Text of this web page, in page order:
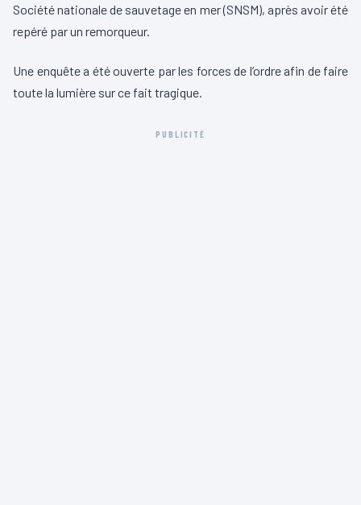
Société nationale de sauvetage en mer (SNSM), après avoir été
repéré par un remorqueur.
Une enquête a été ouverte par les forces de l’ordre afin de faire
toute la lumière sur ce fait tragique.
PUBLICITÉ